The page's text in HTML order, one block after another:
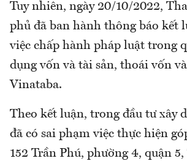
Tuy nhiên, ngày 20/10/2022,
phủ đã ban hành thông báo kết
việc chấp hành pháp luật trong
dụng vốn và tài sản, thoái vốn
Vinataba.
Theo kết luận, trong đầu tư xây
đã có sai phạm việc thực hiện
152 Trần Phú, phường 4, quận